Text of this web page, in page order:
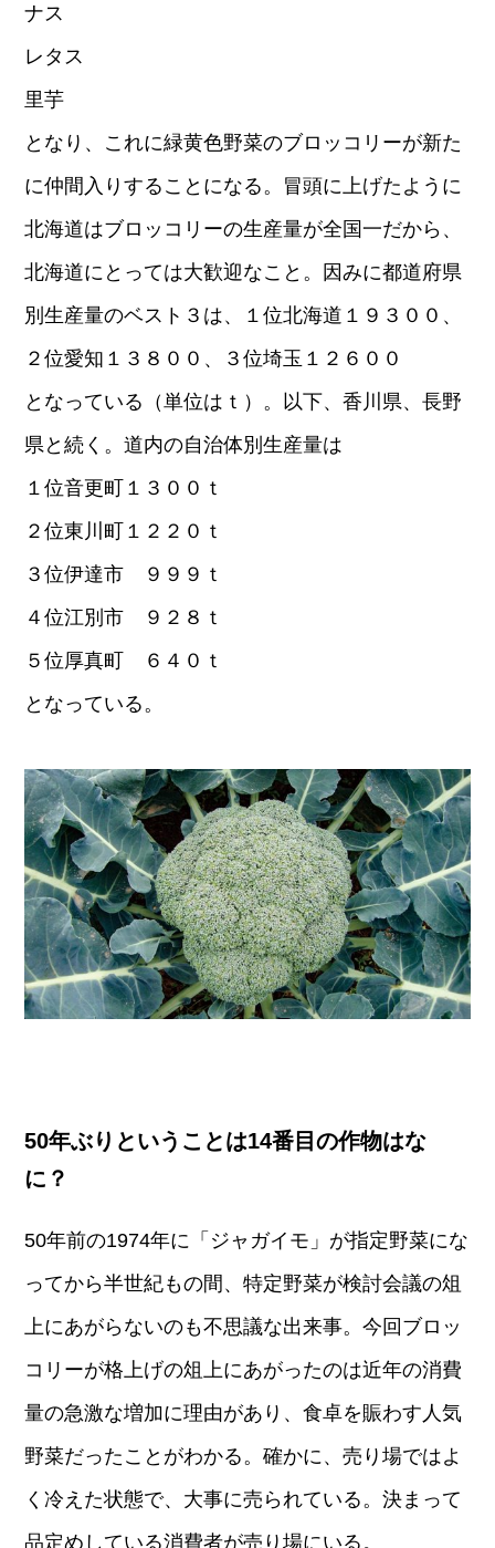
ナス
レタス
里芋
となり、これに緑黄色野菜のブロッコリーが新た
に仲間入りすることになる。冒頭に上げたように
北海道はブロッコリーの生産量が全国一だから、
北海道にとっては大歓迎なこと。因みに都道府県
別生産量のベスト３は、１位北海道１９３００、
２位愛知１３８００、３位埼玉１２６００
となっている（単位はｔ）。以下、香川県、長野
県と続く。道内の自治体別生産量は
１位音更町１３００ｔ
２位東川町１２２０ｔ
３位伊達市 ９９９ｔ
４位江別市 ９２８ｔ
５位厚真町 ６４０ｔ
となっている。
50年ぶりということは14番目の作物はな
に？
50年前の1974年に「ジャガイモ」が指定野菜にな
ってから半世紀もの間、特定野菜が検討会議の俎
上にあがらないのも不思議な出来事。今回ブロッ
コリーが格上げの俎上にあがったのは近年の消費
量の急激な増加に理由があり、食卓を賑わす人気
野菜だったことがわかる。確かに、売り場ではよ
く冷えた状態で、大事に売られている。決まって
品定めしている消費者が売り場にいる。